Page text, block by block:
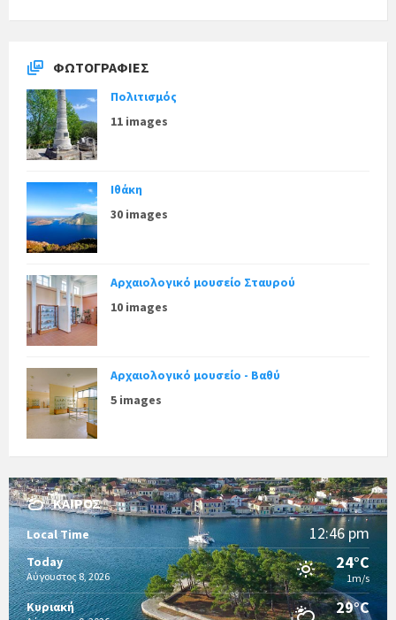
ΦΩΤΟΓΡΑΦΊΕΣ
Πολιτισμός
11 images
Ιθάκη
30 images
Αρχαιολογικό μουσείο Σταυρού
10 images
Αρχαιολογικό μουσείο - Βαθύ
5 images
ΚΑΙΡΌΣ
Local Time 12:46 pm
Today
Αύγουστος 8, 2026
24°C
1m/s
Κυριακή 29°C